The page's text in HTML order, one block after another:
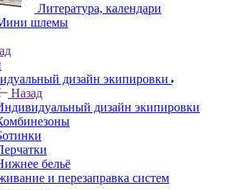
Литература, календари
шлемы
дизайн экипировки
Назад
дизайн экипировки
бельё
и перезаправка систем